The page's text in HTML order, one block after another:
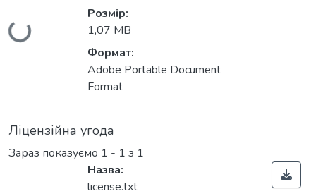
Вантажиться...
Розмір:
1,07 MB
Формат:
Adobe Portable Document
Format
Ліцензійна угода
Зараз показуємо 1 - 1 з 1
Назва:
license.txt